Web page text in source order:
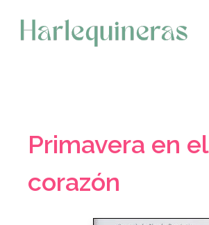
contenido
Primavera en el
corazón